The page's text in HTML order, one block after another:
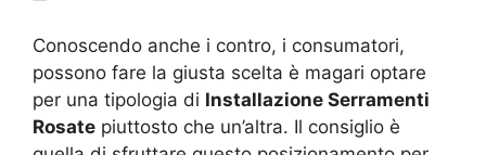
Conoscendo anche i contro, i consumatori,
possono fare la giusta scelta è magari optare
per una tipologia di Installazione Serramenti
Rosate piuttosto che un’altra. Il consiglio è